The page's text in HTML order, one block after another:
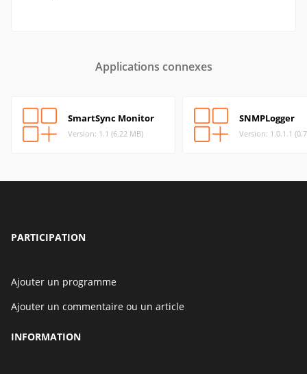
Applications connexes
SmartSync Monitor
Version: 1.1 (6.22 MB)
SNMPLogger
Version: 1.0.1.1
PARTICIPATION
Ajouter un programme
Ajouter un commentaire ou un article
INFORMATION